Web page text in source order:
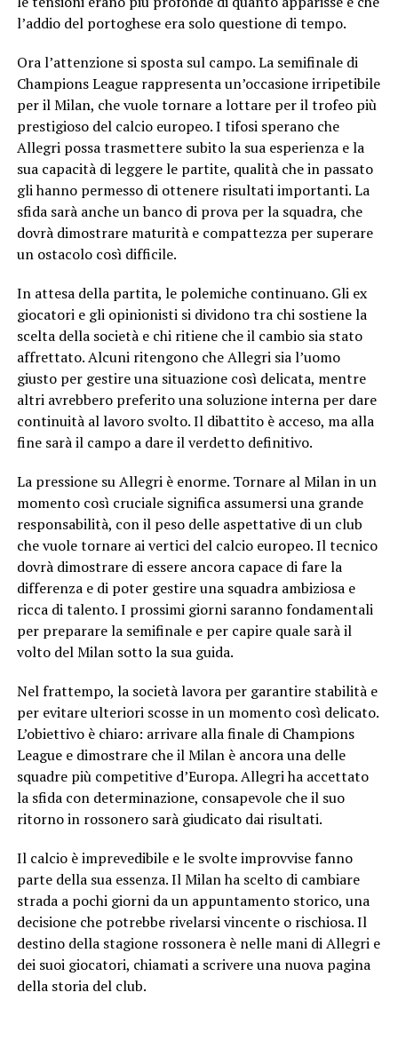
l’addio del portoghese era solo questione di tempo.
Ora l’attenzione si sposta sul campo. La semifinale di
Champions League rappresenta un’occasione irripetibile
per il Milan, che vuole tornare a lottare per il trofeo più
prestigioso del calcio europeo. I tifosi sperano che
Allegri possa trasmettere subito la sua esperienza e la
sua capacità di leggere le partite, qualità che in passato
gli hanno permesso di ottenere risultati importanti. La
sfida sarà anche un banco di prova per la squadra, che
dovrà dimostrare maturità e compattezza per superare
un ostacolo così difficile.
In attesa della partita, le polemiche continuano. Gli ex
giocatori e gli opinionisti si dividono tra chi sostiene la
scelta della società e chi ritiene che il cambio sia stato
affrettato. Alcuni ritengono che Allegri sia l’uomo
giusto per gestire una situazione così delicata, mentre
altri avrebbero preferito una soluzione interna per dare
continuità al lavoro svolto. Il dibattito è acceso, ma alla
fine sarà il campo a dare il verdetto definitivo.
La pressione su Allegri è enorme. Tornare al Milan in un
momento così cruciale significa assumersi una grande
responsabilità, con il peso delle aspettative di un club
che vuole tornare ai vertici del calcio europeo. Il tecnico
dovrà dimostrare di essere ancora capace di fare la
differenza e di poter gestire una squadra ambiziosa e
ricca di talento. I prossimi giorni saranno fondamentali
per preparare la semifinale e per capire quale sarà il
volto del Milan sotto la sua guida.
Nel frattempo, la società lavora per garantire stabilità e
per evitare ulteriori scosse in un momento così delicato.
L’obiettivo è chiaro: arrivare alla finale di Champions
League e dimostrare che il Milan è ancora una delle
squadre più competitive d’Europa. Allegri ha accettato
la sfida con determinazione, consapevole che il suo
ritorno in rossonero sarà giudicato dai risultati.
Il calcio è imprevedibile e le svolte improvvise fanno
parte della sua essenza. Il Milan ha scelto di cambiare
strada a pochi giorni da un appuntamento storico, una
decisione che potrebbe rivelarsi vincente o rischiosa. Il
destino della stagione rossonera è nelle mani di Allegri e
dei suoi giocatori, chiamati a scrivere una nuova pagina
della storia del club.